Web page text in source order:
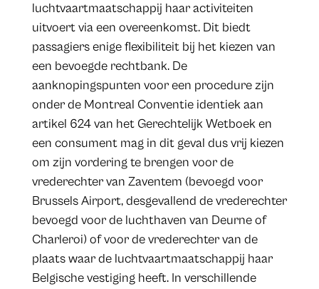
luchtvaartmaatschappij haar activiteiten
uitvoert via een overeenkomst. Dit biedt
passagiers enige flexibiliteit bij het kiezen van
een bevoegde rechtbank. De
aanknopingspunten voor een procedure zijn
onder de Montreal Conventie identiek aan
artikel 624 van het Gerechtelijk Wetboek en
een consument mag in dit geval dus vrij kiezen
om zijn vordering te brengen voor de
vrederechter van Zaventem (bevoegd voor
Brussels Airport, desgevallend de vrederechter
bevoegd voor de luchthaven van Deurne of
Charleroi) of voor de vrederechter van de
plaats waar de luchtvaartmaatschappij haar
Belgische vestiging heeft. In verschillende